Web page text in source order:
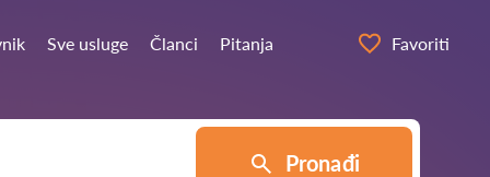
Sve usluge Članci Pitanja Favoriti
Pronađi